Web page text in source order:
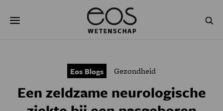
naar
GEZONDHEID
NATUURWETENSCHAPPEN GESCHIEDENIS
Eos Blogs Gezondheid
Een zeldzame neurologische